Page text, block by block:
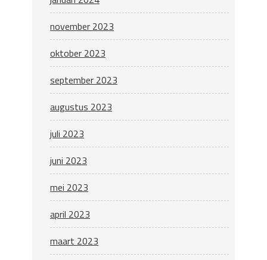
november 2023
oktober 2023
september 2023
augustus 2023
juli 2023
juni 2023
mei 2023
april 2023
maart 2023